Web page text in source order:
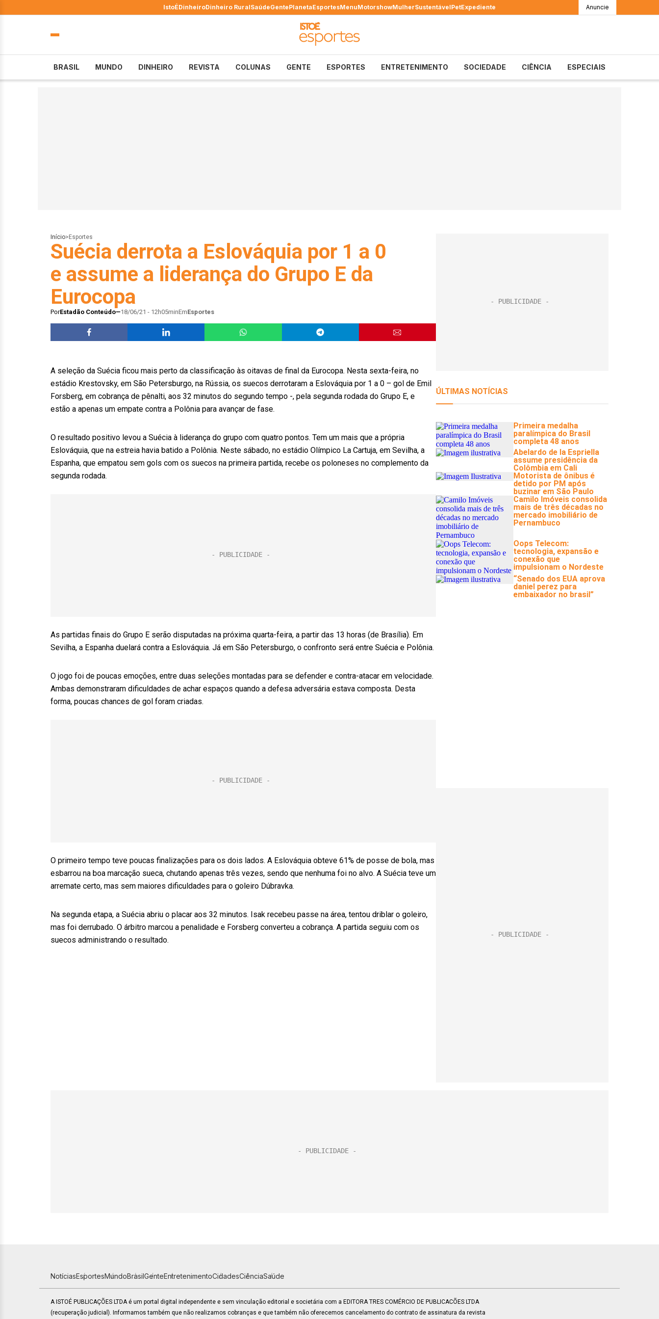
IstoÉDinheiroDinheiro RuralSaúdeGentePlanetaEsportesMenuMotorshowMulherSustentávelPetExpediente Anuncie
BRASIL MUNDO DINHEIRO REVISTA COLUNAS GENTE ESPORTES ENTRETENIMENTO SOCIEDADE CIÊNCIA ESPECIAIS
Início> Esportes
Suécia derrota a Eslováquia por 1 a 0
e assume a liderança do Grupo E da
Eurocopa
PorEstadão Conteúdo 18/06/21 - 12h05minEmEsportes
A seleção da Suécia ficou mais perto da classificação às oitavas de final da Eurocopa. Nesta sexta-feira, no
estádio Krestovsky, em São Petersburgo, na Rússia, os suecos derrotaram a Eslováquia por 1 a 0 – gol de Emil
Forsberg, em cobrança de pênalti, aos 32 minutos do segundo tempo -, pela segunda rodada do Grupo E, e
estão a apenas um empate contra a Polônia para avançar de fase.
O resultado positivo levou a Suécia à liderança do grupo com quatro pontos. Tem um mais que a própria
Eslováquia, que na estreia havia batido a Polônia. Neste sábado, no estádio Olímpico La Cartuja, em Sevilha, a
Espanha, que empatou sem gols com os suecos na primeira partida, recebe os poloneses no complemento da
segunda rodada.
As partidas finais do Grupo E serão disputadas na próxima quarta-feira, a partir das 13 horas (de Brasília). Em
Sevilha, a Espanha duelará contra a Eslováquia. Já em São Petersburgo, o confronto será entre Suécia e Polônia.
O jogo foi de poucas emoções, entre duas seleções montadas para se defender e contra-atacar em velocidade.
Ambas demonstraram dificuldades de achar espaços quando a defesa adversária estava composta. Desta
forma, poucas chances de gol foram criadas.
O primeiro tempo teve poucas finalizações para os dois lados. A Eslováquia obteve 61% de posse de bola, mas
esbarrou na boa marcação sueca, chutando apenas três vezes, sendo que nenhuma foi no alvo. A Suécia teve um
arremate certo, mas sem maiores dificuldades para o goleiro Dúbravka.
Na segunda etapa, a Suécia abriu o placar aos 32 minutos. Isak recebeu passe na área, tentou driblar o goleiro,
mas foi derrubado. O árbitro marcou a penalidade e Forsberg converteu a cobrança. A partida seguiu com os
suecos administrando o resultado.
NotíciasEsportesMundoBrasilGenteEntretenimentoCidadesCiênciaSaúde
A ISTOÉ PUBLICAÇÕES LTDA é um portal digital independente e sem vinculação editorial e societária com a EDITORA TRES COMÉRCIO DE PUBLICACÕES LTDA
(recuperação judicial). Informamos também que não realizamos cobranças e que também não oferecemos cancelamento do contrato de assinatura da revista